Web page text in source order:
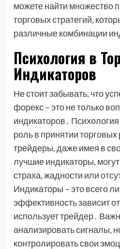
можете найти множество
торговых стратегий,
различные комбинации
Психология в
Индикаторов
Не стоит забывать, что
форекс – это не только
индикаторов․
роль в принятии
трейдеры, даже имея в
лучшие индикаторы,
страха, жадности или
Индикаторы – это всего
эффективность зависит от
использует трейдер․
анализировать сигналы,
контролировать свои